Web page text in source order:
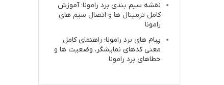
نقشه سیم بندی برد رامونا؛ آموزش
کامل ترمینال ها و اتصال سیم های
رامونا
پیام های برد رامونا؛ راهنمای کامل
معنی کدهای نمایشگر، وضعیت ها و
خطاهای برد رامونا